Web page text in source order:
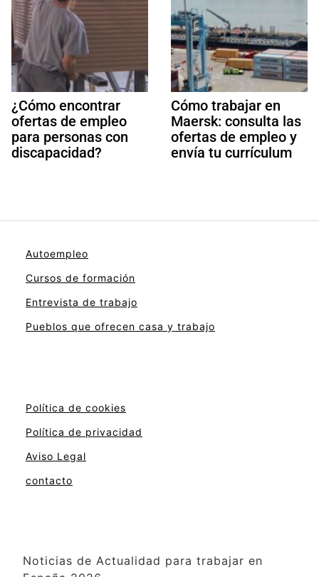
¿Cómo encontrar
ofertas de empleo
para personas con
discapacidad?
Cómo trabajar en
Maersk: consulta las
ofertas de empleo y
envía tu currículum
Autoempleo
Cursos de formación
Entrevista de trabajo
Pueblos que ofrecen casa y trabajo
Política de cookies
Política de privacidad
Aviso Legal
contacto
Noticias de Actualidad para trabajar en